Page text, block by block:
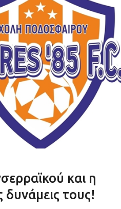
και η
δυνάμεις τους!